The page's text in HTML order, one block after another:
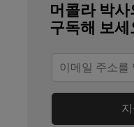
March 2017;
The Lancet
June 10, 2024
머콜라 박
구독해 보세